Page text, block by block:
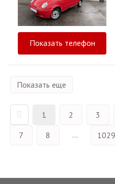
Показать телефон
Показать еще
1 2 3
7
8 ... 1029